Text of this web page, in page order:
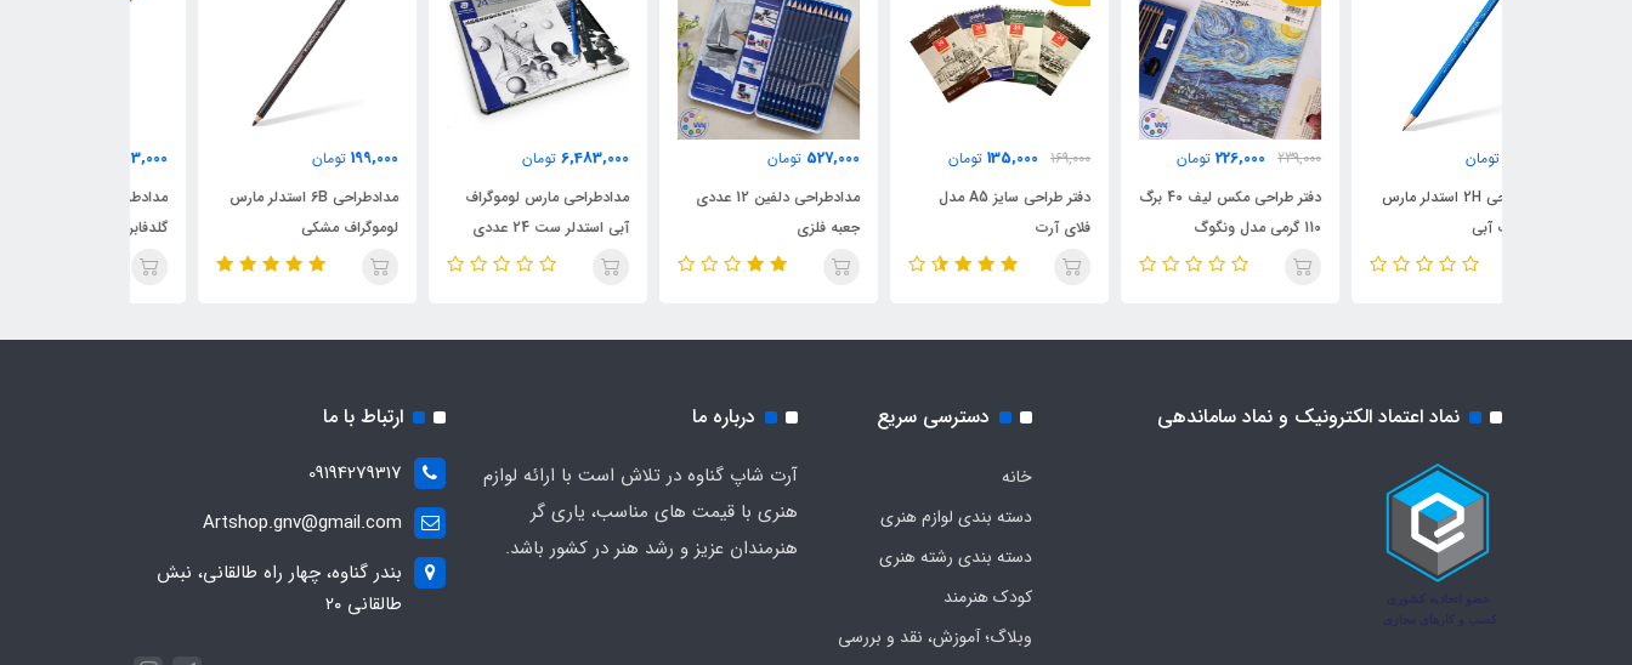
239,000
دفتر طراحی مکس لیف 40 برگ
Maxleaf
169,000
135,000
فلای آرت
527,000 تومان
مدادطراحی دلفین 12 عددی
6,483,000
مدادطراحی مارس لوموگراف
199,000
مدادطراحی 6B استدلر مارس
لوموگراف مشکی
53,000
مدادطراحی HB فابرکاستل مدل
گلدفابر
نماد اعتماد الکترونیک و نماد ساماندهی دسترسی سریع
خانه
دسته بندی لوازم هنری
دسته بندی رشته هنری
کودک هنرمند
وبلاگ؛ آموزش، نقد و بررسی
درباره ما
آرت شاپ گناوه در تلاش است با ارائه لوازم
هنری با قیمت های مناسب، یاری گر
هنرمندان عزیز و رشد هنر در کشور باشد.
ارتباط با ما
09194279317
Artshop.gnv@gmail.com
بندر گناوه، چهار راه طالقانی، نبش
طالقانی ۲۰